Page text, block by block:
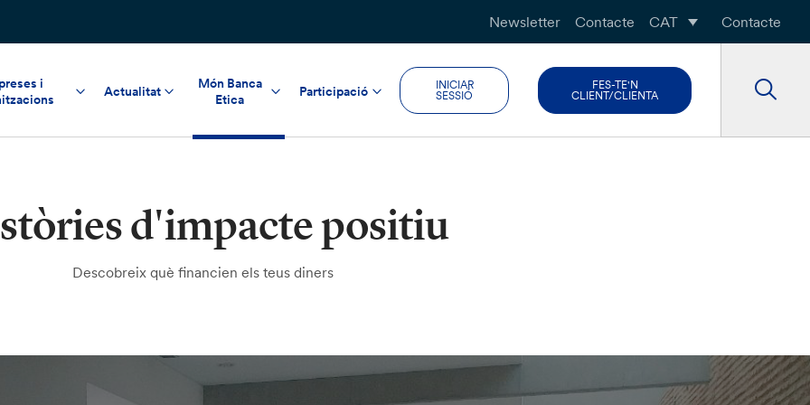
Newsletter Contacte CAT Contacte
i
Actualitat
Món Banca
Etica
Participació
INICIAR
SESSIÓ
FES-TE'N
CLIENT/CLIENTA
d'impacte positiu
Descobreix què financien els teus diners